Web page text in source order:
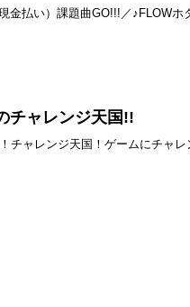
払い）課題曲GO!!!／♪FLOWホ
チャレンジ天国!!
チャレンジ天国！ゲームにチャ